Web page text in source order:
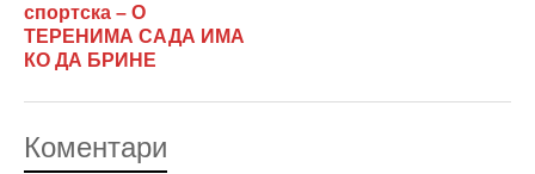
спортска – О
ТЕРЕНИМА САДА ИМА
КО ДА БРИНЕ
Коментари